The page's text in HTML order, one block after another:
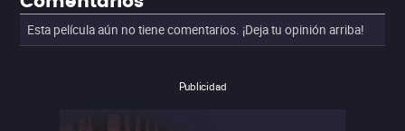
Esta película aún no tiene comentarios. ¡Deja tu opinión arriba!
Publicidad